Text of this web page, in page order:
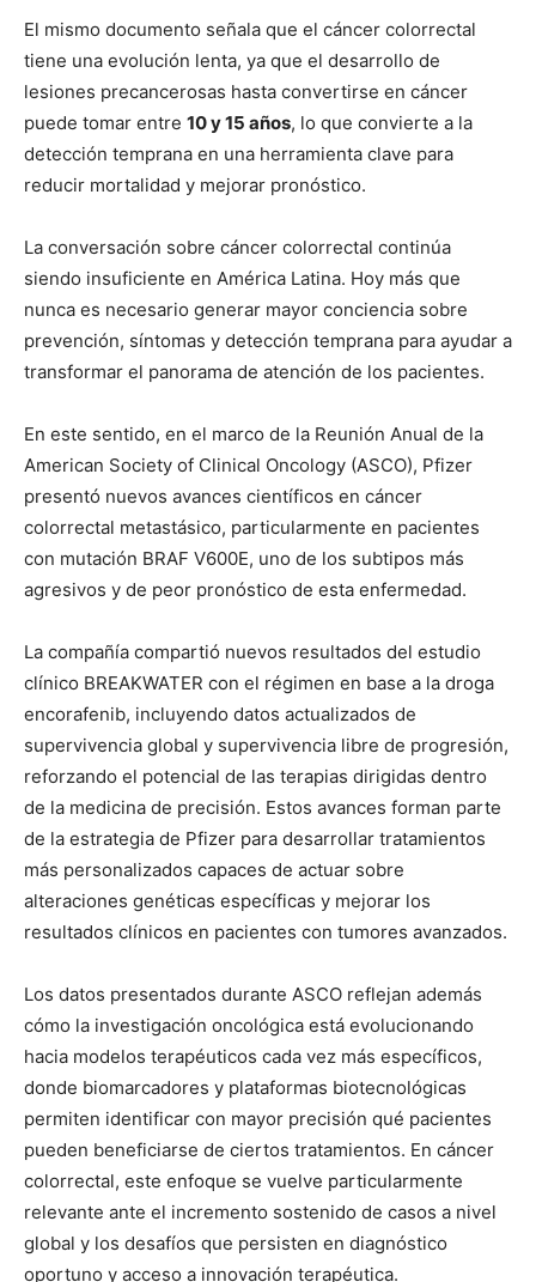
El mismo documento señala que el cáncer colorrectal
tiene una evolución lenta, ya que el desarrollo de
lesiones precancerosas hasta convertirse en cáncer
puede tomar entre 10 y 15 años, lo que convierte a la
detección temprana en una herramienta clave para
reducir mortalidad y mejorar pronóstico.
La conversación sobre cáncer colorrectal continúa
siendo insuficiente en América Latina. Hoy más que
nunca es necesario generar mayor conciencia sobre
prevención, síntomas y detección temprana para ayudar a
transformar el panorama de atención de los pacientes.
En este sentido, en el marco de la Reunión Anual de la
American Society of Clinical Oncology (ASCO), Pfizer
presentó nuevos avances científicos en cáncer
colorrectal metastásico, particularmente en pacientes
con mutación BRAF V600E, uno de los subtipos más
agresivos y de peor pronóstico de esta enfermedad.
La compañía compartió nuevos resultados del estudio
clínico BREAKWATER con el régimen en base a la droga
encorafenib, incluyendo datos actualizados de
supervivencia global y supervivencia libre de progresión,
reforzando el potencial de las terapias dirigidas dentro
de la medicina de precisión. Estos avances forman parte
de la estrategia de Pfizer para desarrollar tratamientos
más personalizados capaces de actuar sobre
alteraciones genéticas específicas y mejorar los
resultados clínicos en pacientes con tumores avanzados.
Los datos presentados durante ASCO reflejan además
cómo la investigación oncológica está evolucionando
hacia modelos terapéuticos cada vez más específicos,
donde biomarcadores y plataformas biotecnológicas
permiten identificar con mayor precisión qué pacientes
pueden beneficiarse de ciertos tratamientos. En cáncer
colorrectal, este enfoque se vuelve particularmente
relevante ante el incremento sostenido de casos a nivel
global y los desafíos que persisten en diagnóstico
oportuno y acceso a innovación terapéutica.